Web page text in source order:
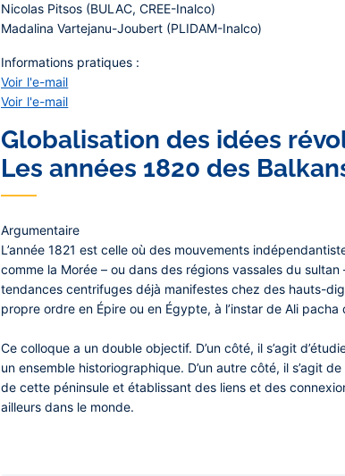
Nicolas Pitsos (BULAC, CREE-Inalco)
Madalina Vartejanu-Joubert (PLIDAM-Inalco)
Informations pratiques :
Voir l'e-mail
Voir l'e-mail
Globalisation des idées
Les années 1820 des
Argumentaire
L’année 1821 est celle où des mouvements
comme la Morée – ou dans des régions vassales du
tendances centrifuges déjà manifestes chez des hauts-
propre ordre en Épire ou en Égypte, à l’instar de Ali
Ce colloque a un double objectif. D’un côté, il s’agit
un ensemble historiographique. D’un autre côté, il s’agit
de cette péninsule et établissant des liens et des
ailleurs dans le monde.